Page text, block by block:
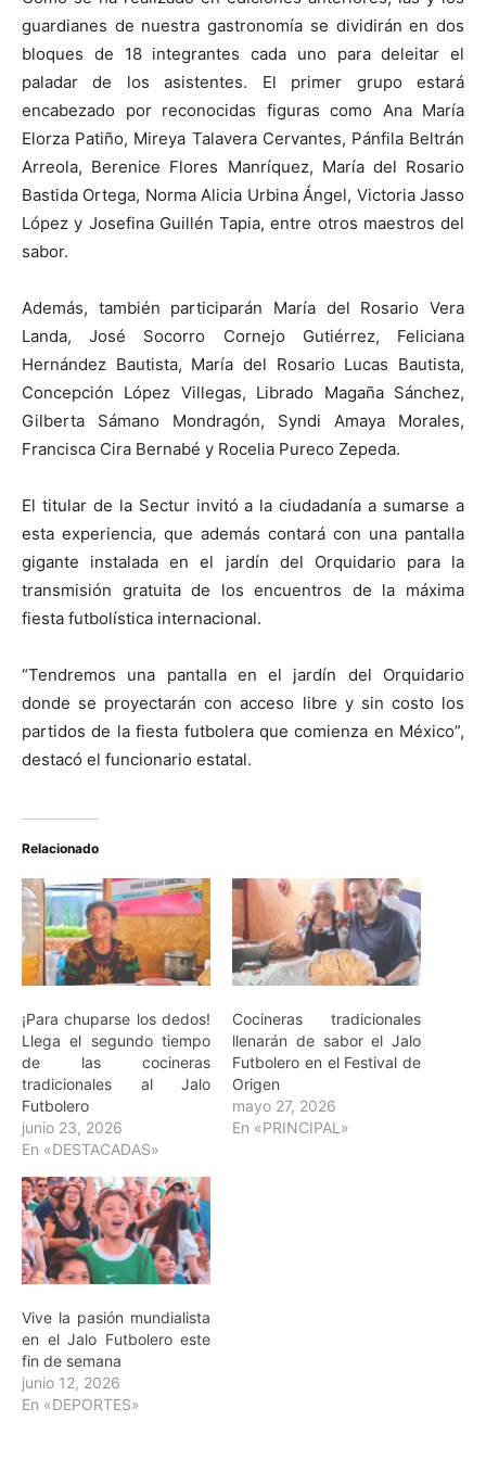
guardianes de nuestra gastronomía se dividirán en dos
bloques de 18 integrantes cada uno para deleitar el
paladar de los asistentes. El primer grupo estará
encabezado por reconocidas figuras como Ana María
Elorza Patiño, Mireya Talavera Cervantes, Pánfila Beltrán
Arreola, Berenice Flores Manríquez, María del Rosario
Bastida Ortega, Norma Alicia Urbina Ángel, Victoria Jasso
López y Josefina Guillén Tapia, entre otros maestros del
sabor.
Además, también participarán María del Rosario Vera
Landa, José Socorro Cornejo Gutiérrez, Feliciana
Hernández Bautista, María del Rosario Lucas Bautista,
Concepción López Villegas, Librado Magaña Sánchez,
Gilberta Sámano Mondragón, Syndi Amaya Morales,
Francisca Cira Bernabé y Rocelia Pureco Zepeda.
El titular de la Sectur invitó a la ciudadanía a sumarse a
esta experiencia, que además contará con una pantalla
gigante instalada en el jardín del Orquidario para la
transmisión gratuita de los encuentros de la máxima
fiesta futbolística internacional.
“Tendremos una pantalla en el jardín del Orquidario
donde se proyectarán con acceso libre y sin costo los
partidos de la fiesta futbolera que comienza en México”,
destacó el funcionario estatal.
Relacionado
¡Para chuparse los dedos!
Llega el segundo tiempo
de las cocineras
tradicionales al Jalo
Futbolero
junio 23, 2026
En «DESTACADAS»
Cocineras tradicionales
llenarán de sabor el Jalo
Futbolero en el Festival de
Origen
mayo 27, 2026
En «PRINCIPAL»
Vive la pasión mundialista
en el Jalo Futbolero este
fin de semana
junio 12, 2026
En «DEPORTES»